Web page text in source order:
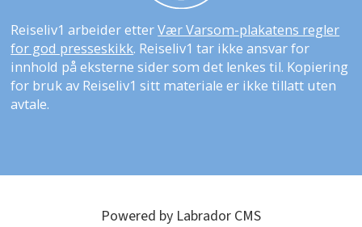
Reiseliv1 arbeider etterVær Varsom-plakatens regler
for god presseskikk. Reiseliv1 tar ikke ansvar for
innhold på eksterne sider som det lenkes til. Kopiering
for bruk av Reiseliv1 sitt materiale er ikke tillatt uten
avtale.
Powered by Labrador CMS